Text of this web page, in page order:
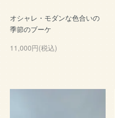
オシャレ・モダンな色合いの
季節のブーケ
11,000円(税込)